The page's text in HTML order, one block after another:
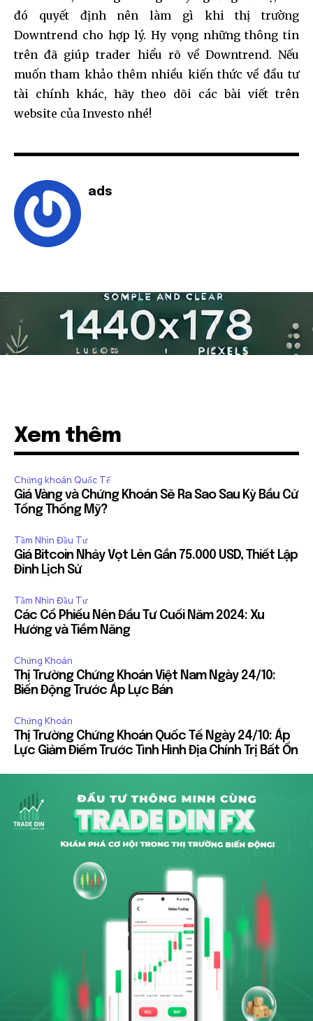
đó quyết định nên
làm gì khi thị trường
Downtrend cho hợp lý. Hy vọng những thông tin
trên đã giúp trader hiểu rõ về Downtrend. Nếu
muốn tham khảo thêm nhiều kiến thức về đầu tư
tài chính khác, hãy theo dõi các bài viết trên
website của Investo nhé!
ads
Xem thêm
Chứng khoán Quốc Tế
Giá Vàng và Chứng Khoán Sẽ Ra Sao Sau Kỳ Bầu Cử
Tổng Thống Mỹ?
Tầm Nhìn Đầu Tư
Giá Bitcoin Nhảy Vọt Lên Gần 75.000 USD, Thiết Lập
Đỉnh Lịch Sử
Tầm Nhìn Đầu Tư
Các Cổ Phiếu Nên Đầu Tư Cuối Năm 2024: Xu
Hướng và Tiềm Năng
Chứng Khoán
Thị Trường Chứng Khoán Việt Nam Ngày 24/10:
Biến Động Trước Áp Lực Bán
Chứng Khoán
Thị Trường Chứng Khoán Quốc Tế Ngày 24/10: Áp
Lực Giảm Điểm Trước Tình Hình Địa Chính Trị Bất Ổn